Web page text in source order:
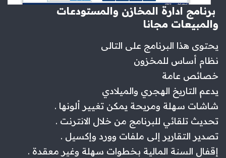
برنامج ادارة المخازن والمستودعات
والمبيعات مجانا
يحتوى هذا البرنامج على التالى
نظام أساس للمخزون
خصائص عامة
يدعم التاريخ الهجري والميلادي
شاشات سهلة ومريحة يمكن تغيير ألونها .
تحديث تلقائي للبرنامج من خلال الانترنت .
تصدير التقارير إلى ملفات وورد وإكسيل .
إقفال السنة المالية بخطوات سهلة وغير معقدة .